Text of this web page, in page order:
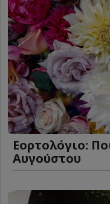
Εορτολόγιο:
Αυγούστου